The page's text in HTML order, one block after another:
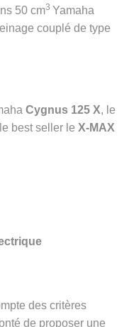
50 cm3Yamaha
couplé de type
Cygnus 125 X, le
best seller le X-MAX
des critères
de proposer une